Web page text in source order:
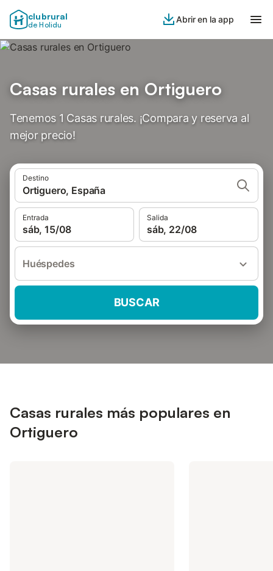
clubrural
de Holidu
Abrir en la app
Casas rurales en Ortiguero
Tenemos 1 Casas rurales. ¡Compara y reserva al
mejor precio!
Destino
Ortiguero, España
Entrada
sáb, 15/08
Salida
sáb, 22/08
Huéspedes
BUSCAR
Casas rurales más populares en
Ortiguero